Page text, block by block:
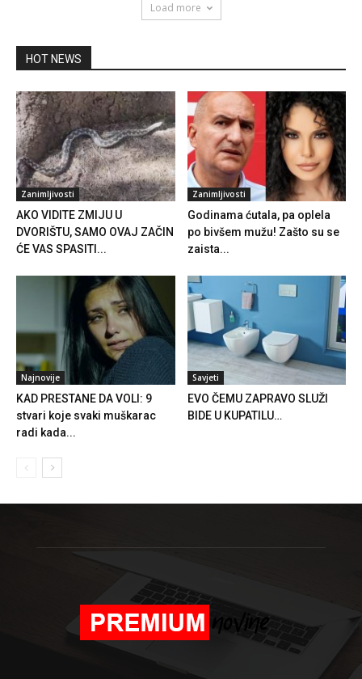
Load more
HOT NEWS
Zanimljivosti
AKO VIDITE ZMIJU U
DVORIŠTU, SAMO OVAJ ZAČIN
ĆE VAS SPASITI...
Zanimljivosti
Godinama ćutala, pa oplela
po bivšem mužu! Zašto su se
zaista...
Najnovije
KAD PRESTANE DA VOLI: 9
stvari koje svaki muškarac
radi kada...
Savjeti
EVO ČEMU ZAPRAVO SLUŽI
BIDE U KUPATILU…